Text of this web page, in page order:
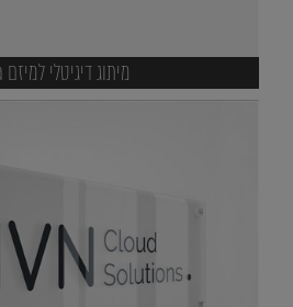
מיתוג דיגיטלי למיזם Malia